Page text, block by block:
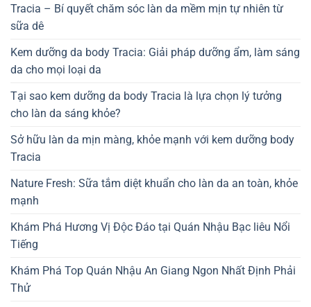
Tracia – Bí quyết chăm sóc làn da mềm mịn tự nhiên từ
sữa dê
Kem dưỡng da body Tracia: Giải pháp dưỡng ẩm, làm sáng
da cho mọi loại da
Tại sao kem dưỡng da body Tracia là lựa chọn lý tưởng
cho làn da sáng khỏe?
Sở hữu làn da mịn màng, khỏe mạnh với kem dưỡng body
Tracia
Nature Fresh: Sữa tắm diệt khuẩn cho làn da an toàn, khỏe
mạnh
Khám Phá Hương Vị Độc Đáo tại Quán Nhậu Bạc liêu Nổi
Tiếng
Khám Phá Top Quán Nhậu An Giang Ngon Nhất Định Phải
Thử